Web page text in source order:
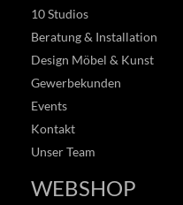
10 Studios
Beratung & Installation
Design Möbel & Kunst
Gewerbekunden
Events
Kontakt
Unser Team
WEBSHOP